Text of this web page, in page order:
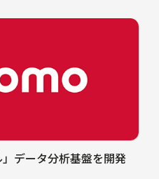
」データ分析基盤を開発